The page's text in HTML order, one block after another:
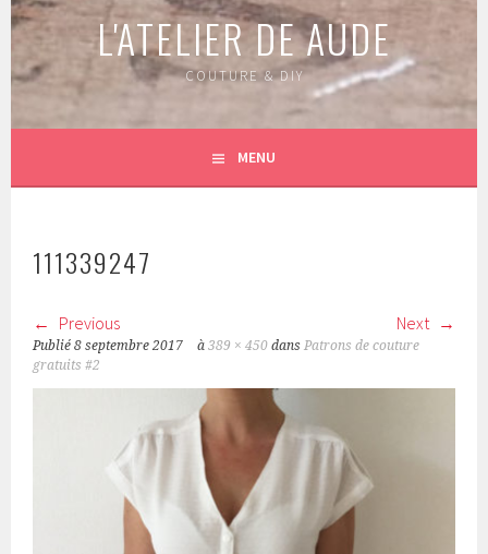
L'ATELIER DE AUDE
COUTURE & DIY
MENU
111339247
Previous Next
Publié8 septembre 2017 à389 × 450 dans Patrons de couture
gratuits #2